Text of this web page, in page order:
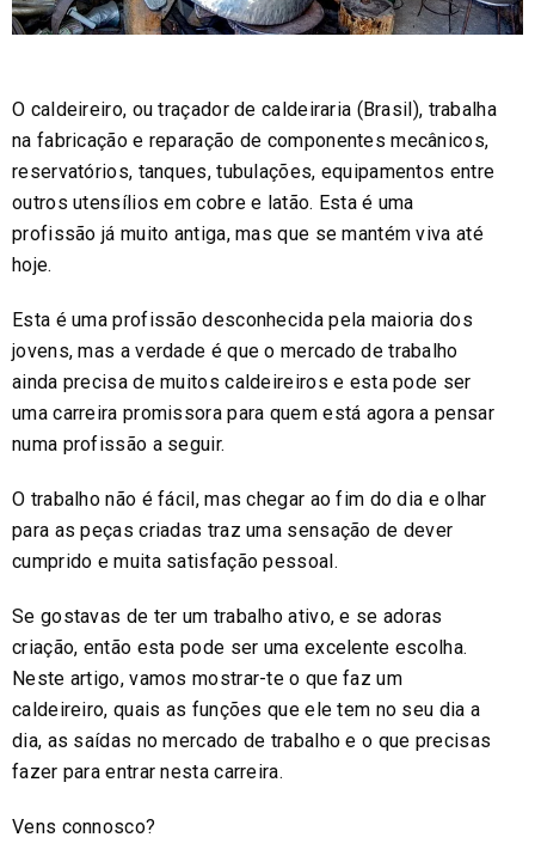
O caldeireiro, ou traçador de caldeiraria (Brasil), trabalha
na fabricação e reparação de componentes mecânicos,
reservatórios, tanques, tubulações, equipamentos entre
outros utensílios em cobre e latão. Esta é uma
profissão já muito antiga, mas que se mantém viva até
hoje.
Esta é uma profissão desconhecida pela maioria dos
jovens, mas a verdade é que o mercado de trabalho
ainda precisa de muitos caldeireiros e esta pode ser
uma carreira promissora para quem está agora a pensar
numa profissão a seguir.
O trabalho não é fácil, mas chegar ao fim do dia e olhar
para as peças criadas traz uma sensação de dever
cumprido e muita satisfação pessoal.
Se gostavas de ter um trabalho ativo, e se adoras
criação, então esta pode ser uma excelente escolha.
Neste artigo, vamos mostrar-te o que faz um
caldeireiro, quais as funções que ele tem no seu dia a
dia, as saídas no mercado de trabalho e o que precisas
fazer para entrar nesta carreira.
Vens connosco?